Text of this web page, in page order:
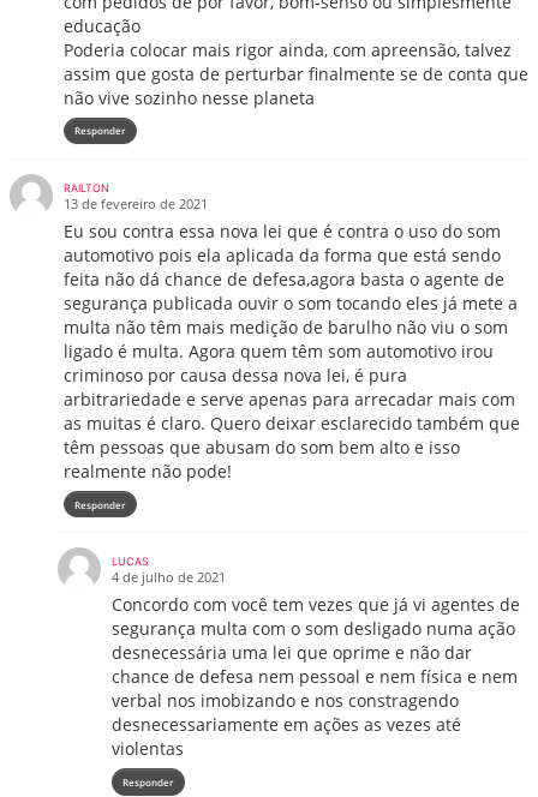
educação
Poderia colocar mais rigor ainda, com apreensão, talvez
assim que gosta de perturbar finalmente se de conta que
não vive sozinho nesse planeta
Responder
RAILTON
13 de fevereiro de 2021
Eu sou contra essa nova lei que é contra o uso do som
automotivo pois ela aplicada da forma que está sendo
feita não dá chance de defesa,agora basta o agente de
segurança publicada ouvir o som tocando eles já mete a
multa não têm mais medição de barulho não viu o som
ligado é multa. Agora quem têm som automotivo irou
criminoso por causa dessa nova lei, é pura
arbitrariedade e serve apenas para arrecadar mais com
as muitas é claro. Quero deixar esclarecido também que
têm pessoas que abusam do som bem alto e isso
realmente não pode!
Responder
LUCAS
4 de julho de 2021
Concordo com você tem vezes que já vi agentes de
segurança multa com o som desligado numa ação
desnecessária uma lei que oprime e não dar
chance de defesa nem pessoal e nem física e nem
verbal nos imobizando e nos constragendo
desnecessariamente em ações as vezes até
violentas
Responder